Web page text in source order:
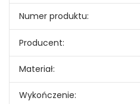
Numer produktu:
Producent:
Materiał:
Wykończenie: